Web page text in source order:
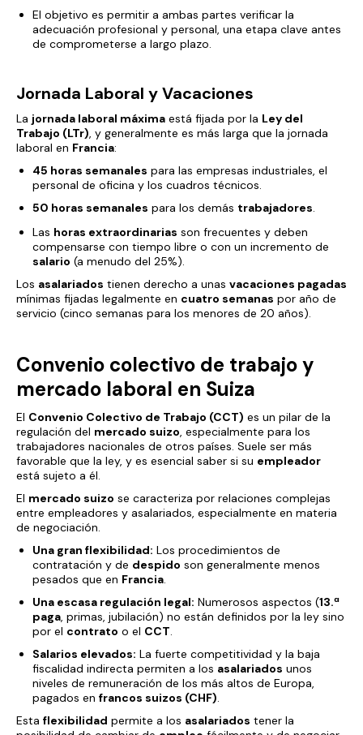
El objetivo es permitir a ambas partes verificar la
adecuación profesional y personal, una etapa clave antes
de comprometerse a largo plazo.
Jornada Laboral y Vacaciones
La jornada laboral máxima está fijada por la Ley del
Trabajo (LTr), y generalmente es más larga que la jornada
laboral en Francia:
45 horas semanales para las empresas industriales, el
personal de oficina y los cuadros técnicos.
50 horas semanales para los demás trabajadores.
Las horas extraordinarias son frecuentes y deben
compensarse con tiempo libre o con un incremento de
salario (a menudo del 25%).
Los asalariados tienen derecho a unas vacaciones pagadas
mínimas fijadas legalmente en cuatro semanas por año de
servicio (cinco semanas para los menores de 20 años).
Convenio colectivo de trabajo y
mercado laboral en Suiza
El Convenio Colectivo de Trabajo (CCT) es un pilar de la
regulación del mercado suizo, especialmente para los
trabajadores nacionales de otros países. Suele ser más
favorable que la ley, y es esencial saber si su empleador
está sujeto a él.
El mercado suizo se caracteriza por relaciones complejas
entre empleadores y asalariados, especialmente en materia
de negociación.
Una gran flexibilidad: Los procedimientos de
contratación y de despido son generalmente menos
pesados que en Francia.
Una escasa regulación legal: Numerosos aspectos (13.ª
paga, primas, jubilación) no están definidos por la ley sino
por el contrato o el CCT.
Salarios elevados: La fuerte competitividad y la baja
fiscalidad indirecta permiten a los asalariados unos
niveles de remuneración de los más altos de Europa,
pagados en francos suizos (CHF).
Esta flexibilidad permite a los asalariados tener la